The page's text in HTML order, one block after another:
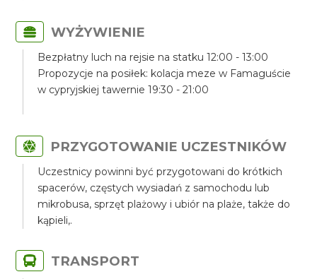
WYŻYWIENIE
Bezpłatny luch na rejsie na statku 12:00 - 13:00
Propozycje na posiłek: kolacja meze w Famaguście
w cypryjskiej tawernie 19:30 - 21:00
PRZYGOTOWANIE UCZESTNIKÓW
Uczestnicy powinni być przygotowani do krótkich
spacerów, częstych wysiadań z samochodu lub
mikrobusa, sprzęt plażowy i ubiór na plaże, także do
kąpieli,.
TRANSPORT